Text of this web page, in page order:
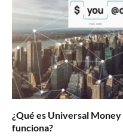
¿Qué es Universal
funciona?